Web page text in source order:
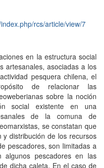
rcs/article/view/7
en la estructura social
artesanales, asociadas a los
pesquera chilena, el
de relacionar las
sobre la noción
social existente en una
de la comuna de
se constatan que
distribución de los recursos
pescadores, son limitadas a
pescadores en las
dicha caleta. En el caso de